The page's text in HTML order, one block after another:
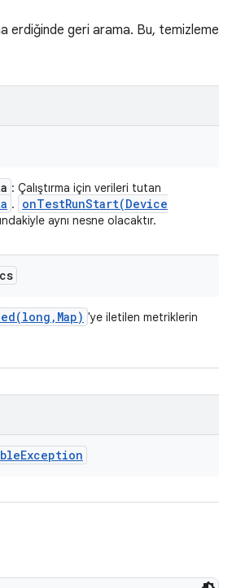
erdiğinde geri arama. Bu, temizleme
: Çalıştırma için verileri tutan
. onTestRunStart(Device
aynı nesne olacaktır.
long , Map) 'ye iletilen metriklerin
Exception